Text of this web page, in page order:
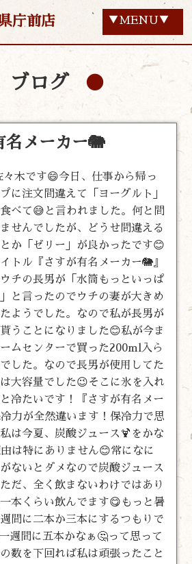
庁前店 ▼MENU▼
ブログ
メーカー🐘
々木です😄今日、仕事から帰っ
に注文間違えて「ヨーグルト」
べて😅と言われました。何と間
せんでしたが、どうせ間違える
か「ゼリー」が良かったです😊
トル『さすが有名メーカー🐘』
チの長男が「水筒もっといっぱ
と言ったのでウチの妻が大きめ
ようでした。なので私が長男が
うことになりました😊私が今ま
ムセンターで買った200ml入ら
した。なので長男が使用してた
大容量でした😉そこに氷を入れ
冷たいです！『さすが有名メー
力が全然違います！保冷力で思
は今夏、炭酸ジュース🍹をかな
は特にありません😊常になに
ないとダメなので炭酸ジュース
だ、全く飲まないわけではあり
本くらい飲んでます😋もっと暑
間に二本か三本にするつもりで
週間に五本かなぁ🤔って思って
数を下回れば私は頑張ったこと